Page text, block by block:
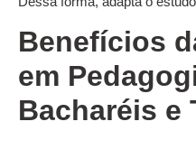
Benefícios
em
Bacharéis e